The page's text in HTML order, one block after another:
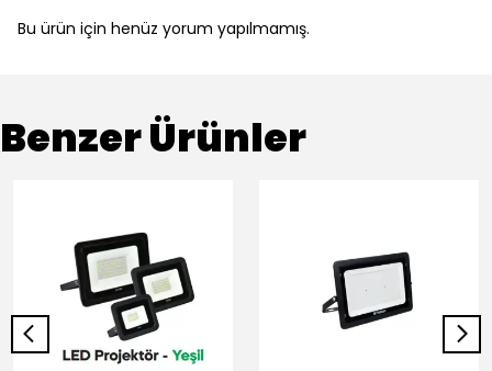
Bu ürün için henüz yorum yapılmamış.
Benzer Ürünler